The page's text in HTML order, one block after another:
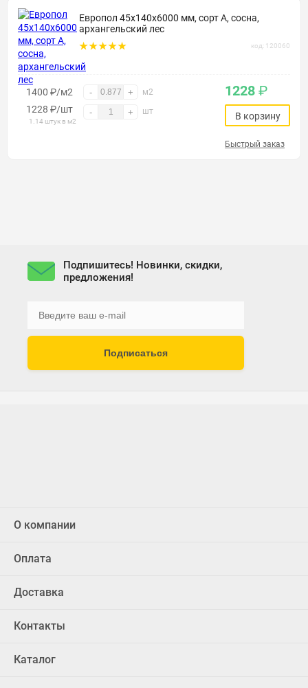
Европол 45х140х6000 мм, сорт А, сосна,
архангельский лес
код: 120060
1400 ₽/м2 - + м2
1228 ₽/шт
1.14 штук в м2
- + шт
1228 ₽
В корзину
Быстрый заказ
Подпишитесь! Новинки, скидки,
предложения!
Подписаться
О компании
Оплата
Доставка
Контакты
Каталог